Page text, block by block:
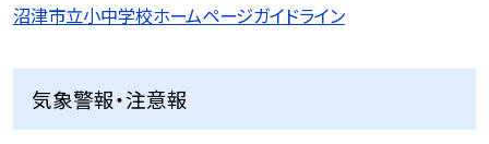
沼津市立小中学校ホームページガイドライン
気象警報・注意報